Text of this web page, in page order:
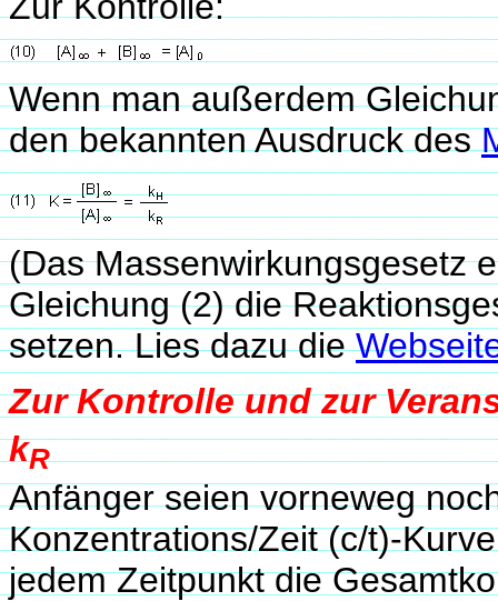
Wenn man außerdem
den bekannten Ausdruck des
(Das Massenwirkungsgesetz
Gleichung (2) die
setzen. Lies dazu die
Zur Kontrolle und zur
kR
Anfänger seien vorneweg
Konzentrations/Zeit (c/t)-
jedem Zeitpunkt die